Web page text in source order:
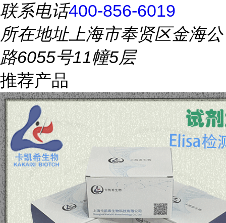
联系电话400-856-6019
所在地址上海市奉贤区金海公
路6055号11幢5层
推荐产品